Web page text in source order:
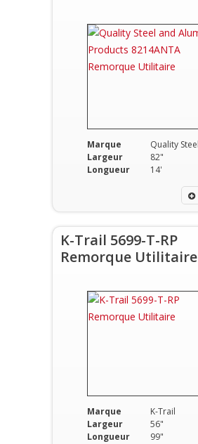
Marque
Largeur
82"
Longueur
14'
K-Trail 5699-T-RP
Remorque Utilitaire
Marque
K-Trail
Largeur
56"
Longueur
99"